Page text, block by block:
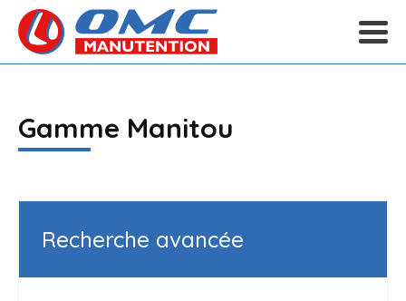
Gamme Manitou
Recherche avancée